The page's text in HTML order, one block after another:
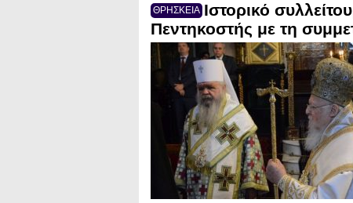
ΘΡΗΣΚΕΙΑ Ιστορικό
Πεντηκοστής με τη